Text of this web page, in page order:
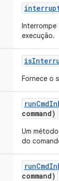
Interrompe
execução.
is
Fornece o
runCmdIn
command)
Um método
do
runCmdIn
command)